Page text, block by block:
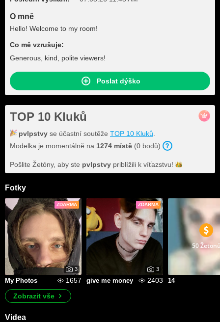
O mně
Hello! Welcome to my room!
Co mě vzrušuje:
Generous, kind, polite viewers!
Poslat dýško
TOP 10 Kluků
pvlpstvy se účastní soutěže TOP 10 Kluků
Modelka je momentálně na 1274 místě (0 bodů).
Pošlite Žetóny, aby ste pvlpstvy priblížili k víťazstvu!
Fotky
ZDARMA
3
My Photos 1657
ZDARMA
3
give me money 2403
50
14
Zobrazit vše
Videa